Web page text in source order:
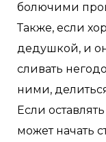
болючими
Также, если
дедушкой, и
сливать
ними,
Если
может начать